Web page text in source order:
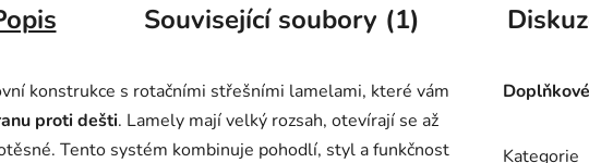
Související soubory (1)
konstrukce s rotačními střešními lamelami, které vám
proti dešti. Lamely mají velký rozsah, otevírají se až
Tento systém kombinuje pohodlí, styl a funkčnost
Kategorie